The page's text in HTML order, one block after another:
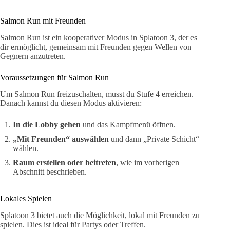
Salmon Run mit Freunden
Salmon Run ist ein kooperativer Modus in Splatoon 3, der es
dir ermöglicht, gemeinsam mit Freunden gegen Wellen von
Gegnern anzutreten.
Voraussetzungen für Salmon Run
Um Salmon Run freizuschalten, musst du Stufe 4 erreichen.
Danach kannst du diesen Modus aktivieren:
In die Lobby gehen und das Kampfmenü öffnen.
„Mit Freunden“ auswählen und dann „Private Schicht“
wählen.
Raum erstellen oder beitreten, wie im vorherigen
Abschnitt beschrieben.
Lokales Spielen
Splatoon 3 bietet auch die Möglichkeit, lokal mit Freunden zu
spielen. Dies ist ideal für Partys oder Treffen.